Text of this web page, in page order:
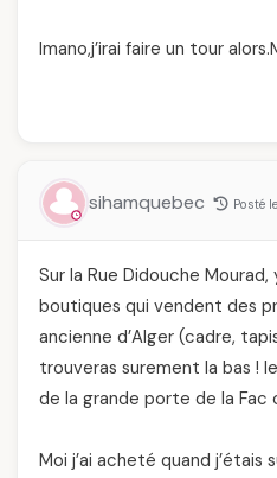
Imano,j’irai faire un tour
sihamquebec Posté
Sur la Rue Didouche
boutiques qui vendent des
ancienne d’Alger (cadre,
trouveras surement la bas !
de la grande porte de la Fac
Moi j’ai acheté quand